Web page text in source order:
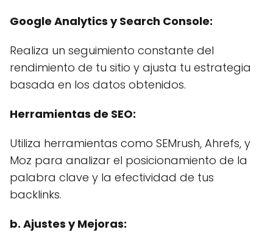
Google Analytics y Search Console:
Realiza un seguimiento constante del
rendimiento de tu sitio y ajusta tu estrategia
basada en los datos obtenidos.
Herramientas de SEO:
Utiliza herramientas como SEMrush, Ahrefs, y
Moz para analizar el posicionamiento de la
palabra clave y la efectividad de tus
backlinks.
b. Ajustes y Mejoras: